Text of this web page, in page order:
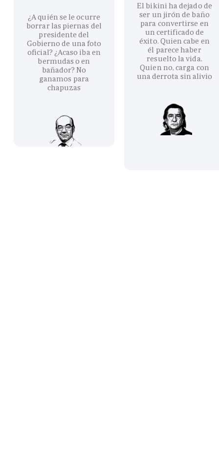
¿A quién se le ocurre
borrar las piernas del
presidente del
Gobierno de una foto
oficial? ¿Acaso iba en
bermudas o en
bañador? No
ganamos para
chapuzas
El bikini ha dejado de
ser un jirón de baño
para convertirse en
un certificado de
éxito. Quien cabe en
él parece haber
resuelto la vida.
Quien no, carga con
una derrota sin alivio